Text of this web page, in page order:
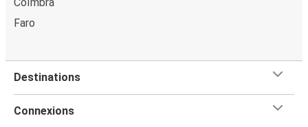
Faro
Destinations
Connexions